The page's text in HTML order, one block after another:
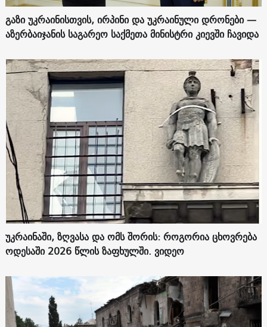
გაზი უკრაინისთვის, ირპინი და უკრაინული დრონები —
აზერბაიჯანის საგარეო საქმეთა მინისტრი კიევში ჩავიდა
უკრაინაში, ზღვასა და ომს შორის: როგორია ცხოვრება
ოდესაში 2026 წლის ზაფხულში. ვიდეო